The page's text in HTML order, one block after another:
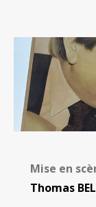
Mise en
Thomas